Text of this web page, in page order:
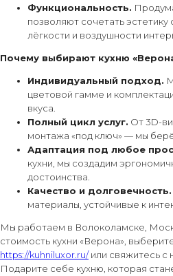
Функциональность.
позволяют сочетать
лёгкости и воздушности
Почему выбирают кухню
Индивидуальный подход.
цветовой гамме и
вкуса.
Полный цикл услуг. От 3D-
монтажа «под ключ» — мы
Адаптация под любое
кухни, мы создадим
достоинства.
Качество и долговечность.
материалы, устойчивые к
Мы работаем в Волоколамске,
стоимость кухни «Верона»,
https://kuhniluxor.ru/или свяжитесь с
Подарите себе кухню, которая